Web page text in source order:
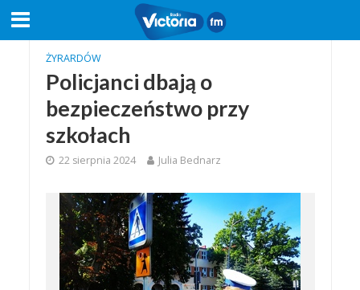
ŻYRARDÓW
Policjanci dbają o
bezpieczeństwo przy
szkołach
22 sierpnia 2024 Julia Bednarz